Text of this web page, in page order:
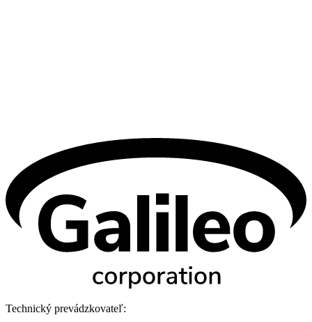
Technický prevádzkovateľ: